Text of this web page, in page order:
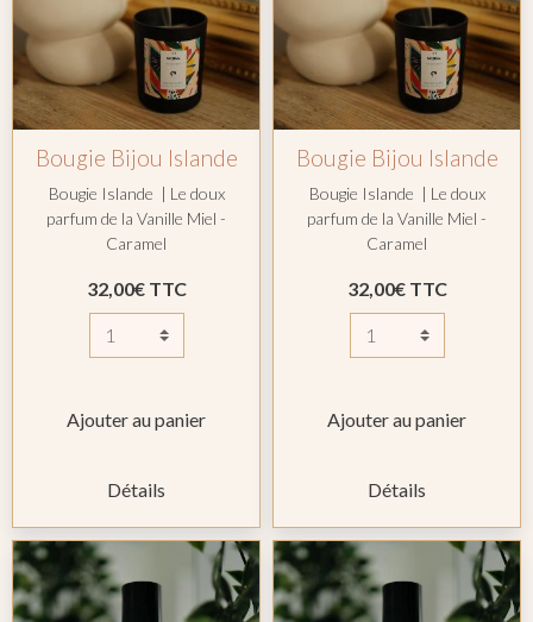
Bougie Bijou Islande
Bougie Islande | Le doux
parfum de la Vanille Miel -
Caramel
32,00€ TTC
Ajouter au panier
Détails
Bougie Bijou Islande
Bougie Islande | Le doux
parfum de la Vanille Miel -
Caramel
32,00€ TTC
Ajouter au panier
Détails